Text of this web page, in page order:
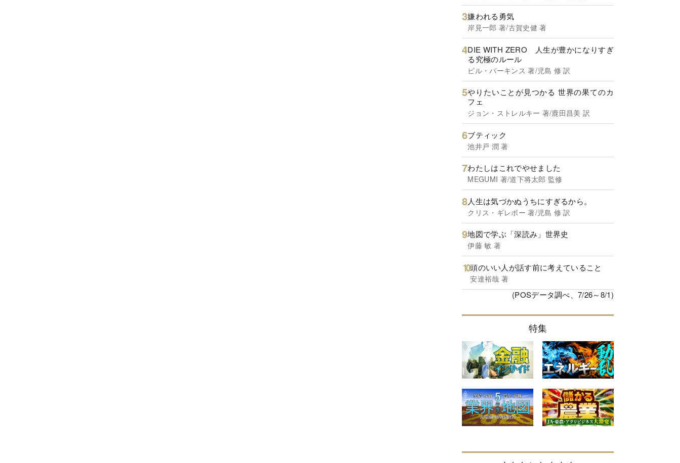
嫌われる勇気
岸見一郎 著/古賀史健 著
DIE WITH ZERO 人生が豊かになりすぎ
る究極のルール
ビル・パーキンス 著/児島 修 訳
やりたいことが見つかる 世界の果てのカ
フェ
ジョン・ストレルキー 著/鹿田昌美 訳
ブティック
池井戸 潤 著
わたしはこれでやせました
MEGUMI 著/道下将太郎 監修
人生は気づかぬうちにすぎるから。
クリス・ギレボー 著/児島 修 訳
地図で学ぶ「深読み」世界史
伊藤 敏 著
頭のいい人が話す前に考えていること
安達裕哉 著
(POSデータ調べ、7/26～8/1)
特集